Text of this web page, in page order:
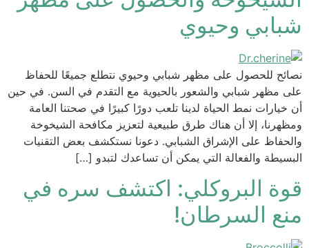
شبابي وحيوي
نصائح للحصول على مظهر شبابي وحيوي نتطلع جميعًا للحفاظ
على مظهر شبابي والشعور بالحيوية مع التقدم في السن. في حين
أن خيارات نمط الحياة لدينا تلعب دورًا كبيرًا في صحتنا العامة
ومظهرنا، إلا أن هناك طرق طبيعية لتعزيز مكافحة الشيخوخة
والحفاظ على الإشراق الشبابي. دعونا نستكشف بعض التقنيات
البسيطة والفعالة التي يمكن أن تساعدك لتبدو […]
قوة البروكلي: اكتشف سره في
منع السرطان!